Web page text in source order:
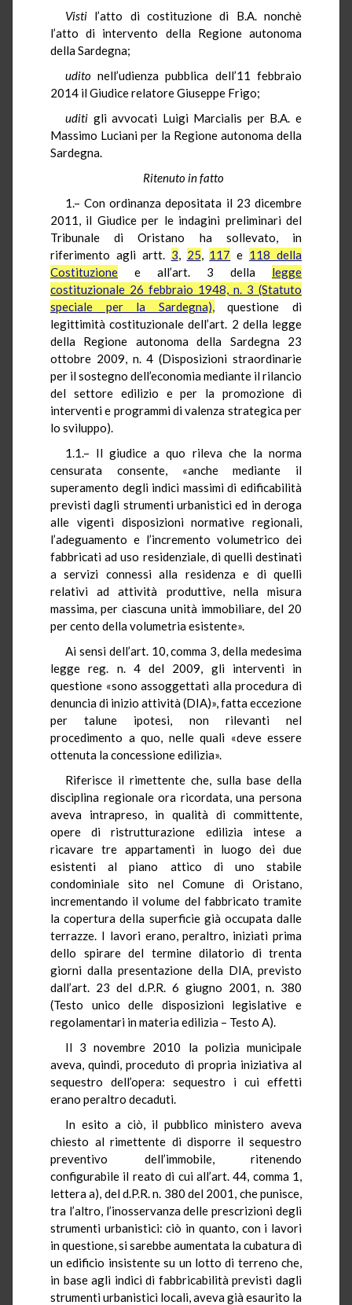
Vistil’atto di costituzione di B.A. nonchè
l’atto di intervento della Regione autonoma
della Sardegna;
uditonell’udienza pubblica dell’11 febbraio
2014 il Giudice relatore Giuseppe Frigo;
uditigli avvocati Luigi Marcialis per B.A. e
Massimo Luciani per la Regione autonoma della
Sardegna.
Ritenuto in fatto
1.– Con ordinanza depositata il 23 dicembre
2011, il Giudice per le indagini preliminari del
Tribunale di Oristano ha sollevato, in
riferimento agli artt. 3, 25, 117 e 118 della
Costituzione e all’art. 3 della legge
costituzionale 26 febbraio 1948, n. 3 (Statuto
speciale per la Sardegna),questione di
legittimità costituzionale dell’art. 2 della legge
della Regione autonoma della Sardegna 23
ottobre 2009, n. 4 (Disposizioni straordinarie
per il sostegno dell’economia mediante il rilancio
del settore edilizio e per la promozione di
interventi e programmi di valenza strategica per
lo sviluppo).
1.1.– Il giudice a quo rileva che la norma
censurata consente, «anche mediante il
superamento degli indici massimi di edificabilità
previsti dagli strumenti urbanistici ed in deroga
alle vigenti disposizioni normative regionali,
l’adeguamento e l’incremento volumetrico dei
fabbricati ad uso residenziale, di quelli destinati
a servizi connessi alla residenza e di quelli
relativi ad attività produttive, nella misura
massima, per ciascuna unità immobiliare, del 20
per cento della volumetria esistente».
Ai sensi dell’art. 10, comma 3, della medesima
legge reg. n. 4 del 2009, gli interventi in
questione «sono assoggettati alla procedura di
denuncia di inizio attività (DIA)», fatta eccezione
per talune ipotesi, non rilevanti nel
procedimento a quo, nelle quali «deve essere
ottenuta la concessione edilizia».
Riferisce il rimettente che, sulla base della
disciplina regionale ora ricordata, una persona
aveva intrapreso, in qualità di committente,
opere di ristrutturazione edilizia intese a
ricavare tre appartamenti in luogo dei due
esistenti al piano attico di uno stabile
condominiale sito nel Comune di Oristano,
incrementando il volume del fabbricato tramite
la copertura della superficie già occupata dalle
terrazze. I lavori erano, peraltro, iniziati prima
dello spirare del termine dilatorio di trenta
giorni dalla presentazione della DIA, previsto
dall’art. 23 del d.P.R. 6 giugno 2001, n. 380
(Testo unico delle disposizioni legislative e
regolamentari in materia edilizia – Testo A).
Il 3 novembre 2010 la polizia municipale
aveva, quindi, proceduto di propria iniziativa al
sequestro dell’opera: sequestro i cui effetti
erano peraltro decaduti.
In esito a ciò, il pubblico ministero aveva
chiesto al rimettente di disporre il sequestro
preventivo dell’immobile, ritenendo
configurabile il reato di cui all’art. 44, comma 1,
lettera a), del d.P.R. n. 380 del 2001, che punisce,
tra l’altro, l’inosservanza delle prescrizioni degli
strumenti urbanistici: ciò in quanto, con i lavori
in questione, si sarebbe aumentata la cubatura di
un edificio insistente su un lotto di terreno che,
in base agli indici di fabbricabilità previsti dagli
strumenti urbanistici locali, aveva già esaurito la